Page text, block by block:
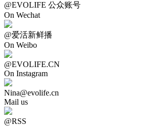
@EVOLIFE 公众账号
On Wechat
@爱活新鲜播
On Weibo
@EVOLIFE.CN
On Instagram
Nina@evolife.cn
Mail us
@RSS